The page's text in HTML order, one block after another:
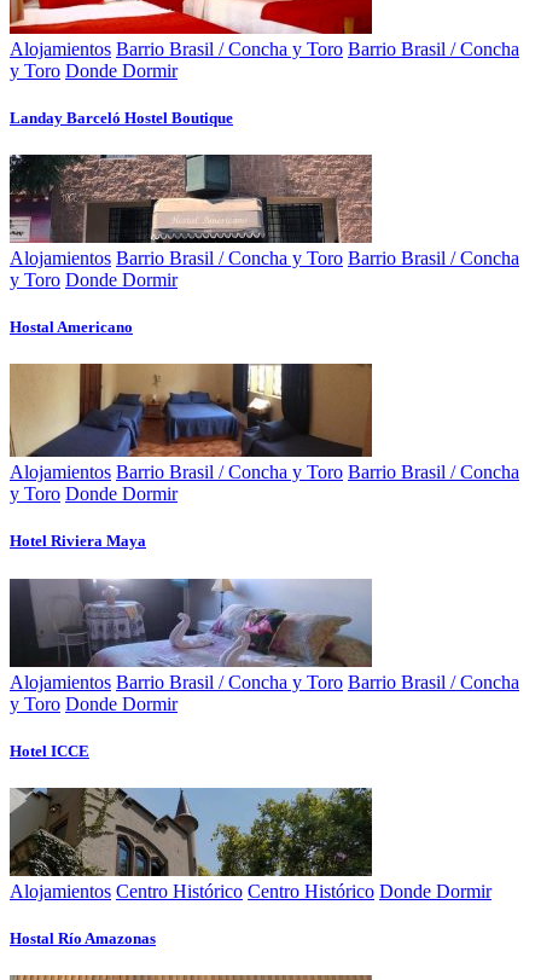
Alojamientos Barrio Brasil / Concha y Toro Barrio Brasil / Concha
y Toro Donde Dormir
Landay Barceló Hostel Boutique
Alojamientos Barrio Brasil / Concha y Toro Barrio Brasil / Concha
y Toro Donde Dormir
Hostal Americano
Alojamientos Barrio Brasil / Concha y Toro Barrio Brasil / Concha
y Toro Donde Dormir
Hotel Riviera Maya
Alojamientos Barrio Brasil / Concha y Toro Barrio Brasil / Concha
y Toro Donde Dormir
Hotel ICCE
Alojamientos Centro Histórico Centro Histórico Donde Dormir
Hostal Rí­o Amazonas